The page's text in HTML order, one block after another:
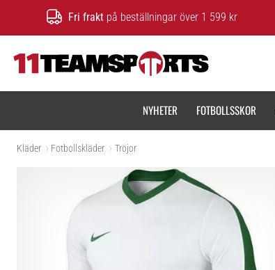
Fri frakt på beställningar över 1 599 kr
NYHETER FOTBOLLSSKOR
Kläder Fotbollskläder Tröjor